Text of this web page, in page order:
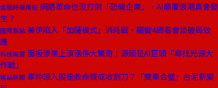
金融時報精選 網路革命也沒打倒「恐龍企業」，AI顛覆浪潮真會發
生？
國際焦點 美伊陷入「加薩模式」消耗戰，關鍵4問看會談破局效
應
科技風雲 面板慘業上演漲停大驚奇！源頭是AI巨頭「尋找光源大
作戰」
焦點新聞 辜仲諒入股是救命錢或收割刀？「雙辜合璧」台泥新變